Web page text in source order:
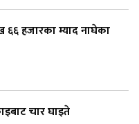
हजारका म्याद नाघेका
चार घाइते